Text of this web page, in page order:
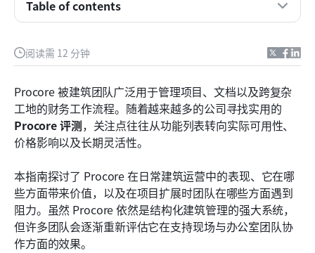
阅读需 12 分钟
Procore 被建筑团队广泛用于管理项目、文档以及跨复杂
工地的财务工作流程。随着越来越多的公司寻找实用的
Procore 评测，关注点往往从功能列表转向实际可用性、
价格影响以及长期灵活性。
本指南探讨了 Procore 在日常建筑运营中的表现、它在哪
些方面带来价值，以及在项目扩展时团队在哪些方面遇到
阻力。虽然 Procore 依然是结构化建筑管理的强大系统，
但许多团队会逐渐重新评估它在支持现场与办公室团队协
作方面的效果。
Table of contents
Procore 定价模式：Procore 通常多少钱
Procore 的限制：Procore 的缺点是什么
为什么 Lark 是现代施工团队更强大的替代方案
Procore 与 Lark：并排比较
结论
常见问题
相关阅读